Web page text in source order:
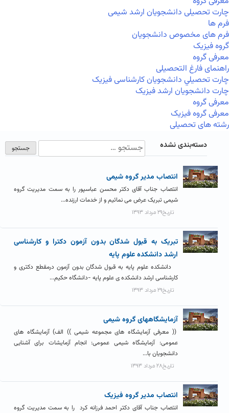
چارت تحصیلی دانشجویان ارشد شیمی
فرم ها
فرم های مخصوص دانشجویان
گروه فیزیک
معرفی گروه
راهنمای فارغ التحصیلی
چارت تحصيلي دانشجویان کارشناسی فیزیک
چارت دانشجویان ارشد فیزیک
معرفی گروه
معرفی گروه فیزیک
رشته های تحصیلی
دسته‌بندی نشده
انتصاب مدیر گروه شیمی
انتصاب جناب آقای دکتر محسن عباسپور را به سمت مدیریت گروه
شیمی تبریک عرض می نمائیم و از خدمات ارزنده...
تاریخ۲۹ مرداد ۱۳۹۳
تبریک به قبول شدگان بدون آزمون دکترا و کارشناسی
ارشد دانشکده علوم پایه
دانشکده علوم پایه به قبول شدگان بدون آزمون درمقطع دکتری و
کارشناسی ارشد دانشکده ی علوم پایه -دانشگاه حکیم...
تاریخ۲۹ مرداد ۱۳۹۳
آزمایشگاههای گروه شیمی
(( معرفی آزمایشگاه های مجموعه شیمی )) الف) آزمایشگاه های
عمومی: آزمایشگاه شیمی عمومی: انجام آزمایشات برای آشنایی
دانشجویان با...
تاریخ۲۸ مرداد ۱۳۹۳
انتصاب مدیر گروه فیزیک
انتصاب جناب آقای دکتر احمد فرزانه کرد را به سمت مدیریت گروه